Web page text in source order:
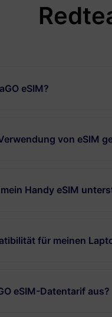
eSIM?
von eSIM
Handy eSIM
für meinen
eSIM-Datentarif aus?